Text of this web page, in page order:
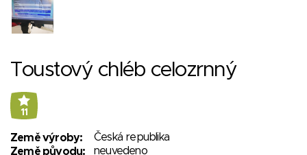
Toustový chléb celozrnný
11
Země výroby:
Česká republika
Země původu:
neuvedeno